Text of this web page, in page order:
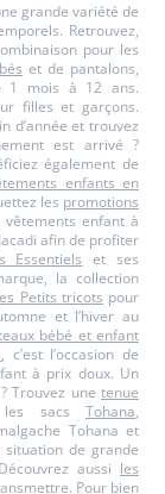
grande variété de
Retrouvez,
pour les
et de pantalons,
1 mois à 12 ans.
filles et garçons.
d’année et trouvez
est arrivé ?
également de
enfants en
les promotions
vêtements enfant à
afin de profiter
Essentiels et ses
la collection
Petits tricots pour
et l’hiver au
bébé et enfant
, c’est l’occasion de
à prix doux. Un
Trouvez une tenue
les sacsTohana,
Tohana et
de grande
aussi les
Pour bien